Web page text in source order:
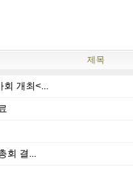
제목
회 개최<...
회 결...